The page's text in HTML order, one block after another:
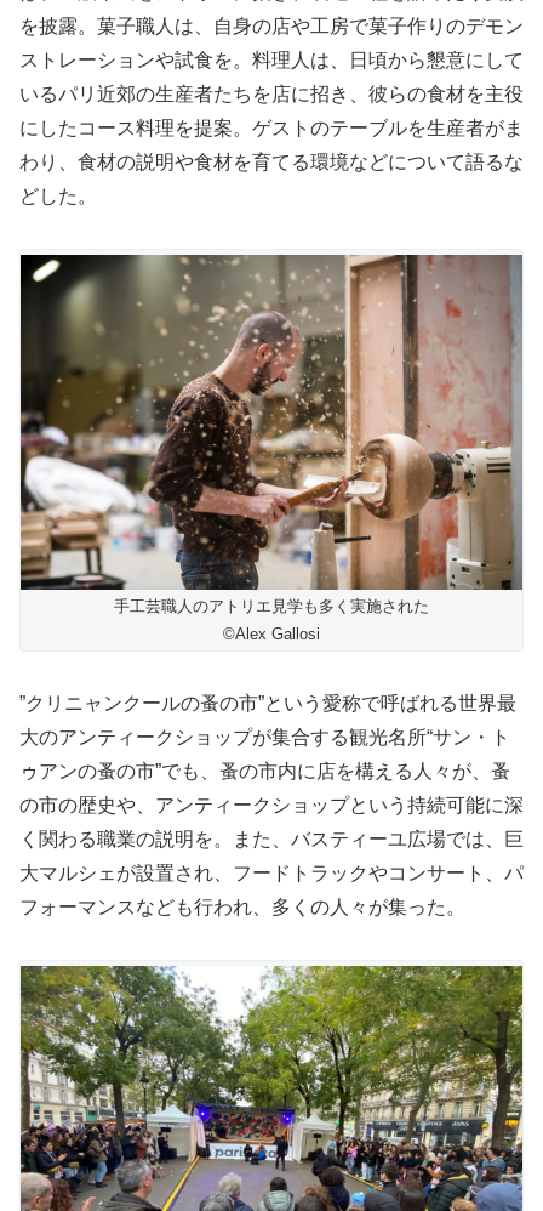
を披露。菓子職人は、自身の店や工房で菓子作りのデモン
ストレーションや試食を。料理人は、日頃から懇意にして
いるパリ近郊の生産者たちを店に招き、彼らの食材を主役
にしたコース料理を提案。ゲストのテーブルを生産者がま
わり、食材の説明や食材を育てる環境などについて語るな
どした。
手工芸職人のアトリエ見学も多く実施された
©️Alex Gallosi
”クリニャンクールの蚤の市”という愛称で呼ばれる世界最
大のアンティークショップが集合する観光名所“サン・ト
ゥアンの蚤の市”でも、蚤の市内に店を構える人々が、蚤
の市の歴史や、アンティークショップという持続可能に深
く関わる職業の説明を。また、バスティーユ広場では、巨
大マルシェが設置され、フードトラックやコンサート、パ
フォーマンスなども行われ、多くの人々が集った。